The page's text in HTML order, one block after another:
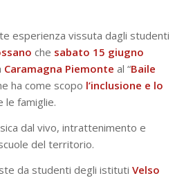
esperienza vissuta dagli studenti
che sabato 15 giugno
Caramagna Piemonte al “Baile
ha come scopo l’inclusione e lo
le famiglie.
dal vivo, intrattenimento e
del territorio.
da studenti degli istituti Velso